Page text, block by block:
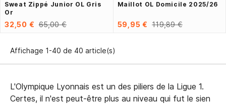
Sweat Zippé Junior OL Gris
Or
32,50 € 65,00 €
Maillot OL Domicile 2025/26
59,95 € 119,89 €
Affichage 1-40 de 40 article(s)
L'Olympique Lyonnais est un des piliers de la Ligue 1.
Certes, il n'est peut-être plus au niveau qui fut le sien